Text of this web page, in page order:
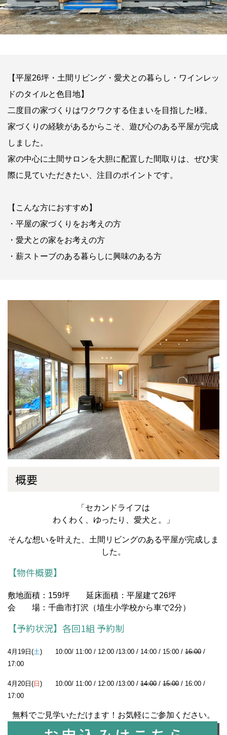
【平屋26坪・土間リビング・愛犬との暮らし・ワインレッ
ドのタイルと色目地】
二度目の家づくりはワクワクする住まいを目指したI様。
家づくりの経験があるからこそ、遊び心のある平屋が完成
しました。
家の中心に土間サロンを大胆に配置した間取りは、ぜひ実
際に見ていただきたい、注目のポイントです。
【こんな方におすすめ】
・平屋の家づくりをお考えの方
・愛犬との家をお考えの方
・薪ストーブのある暮らしに興味のある方
概要
「セカンドライフは
わくわく、ゆったり、愛犬と。」
そんな想いを叶えた、土間リビングのある平屋が完成しま
した。
【物件概要】
敷地面積：159坪 延床面積：平屋建て26坪
会 場：千曲市打沢（埴生小学校から車で2分）
【予約状況】各回1組 予約制
4月19日(土) 10:00/ 11:00 / 12:00 /13:00 / 14:00 / 15:00 / 16:00 /
17:00
4月20日( 日 ) 10:00/ 11:00 / 12:00 /13:00 / 14:00 / 15:00 / 16:00 /
17:00
無料でご見学いただけます！お気軽にご参加ください。